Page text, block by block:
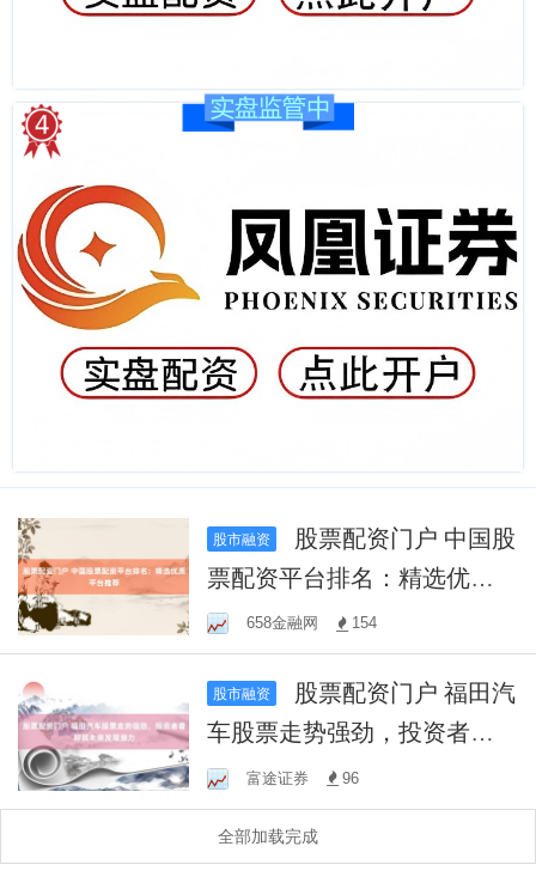
股市融资
票配资平台排名：精选优质
平台推荐
658金融网 154
股市融资
车股票走势强劲，投资者看
好其未来发展潜力
富途证券 96
全部加载完成